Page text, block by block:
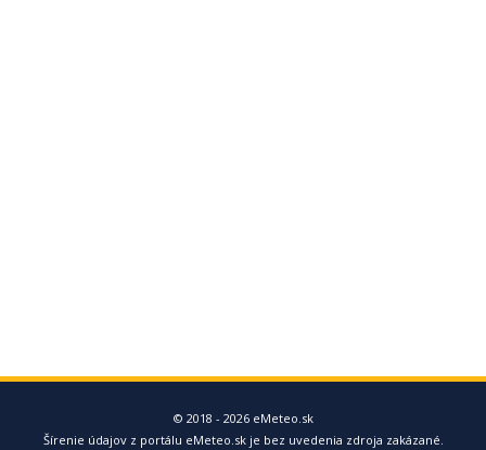
© 2018 - 2026 eMeteo.sk
Šírenie údajov z portálu eMeteo.sk je bez uvedenia zdroja zakázané.